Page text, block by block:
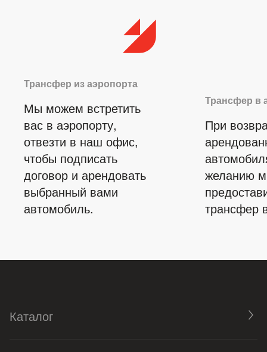
Трансфер из аэропорта
Мы можем встретить
вас в аэропорту,
отвезти в наш офис,
чтобы подписать
договор и арендовать
выбранный вами
автомобиль.
Трансфер в
При
желанию
трансфер
Каталог